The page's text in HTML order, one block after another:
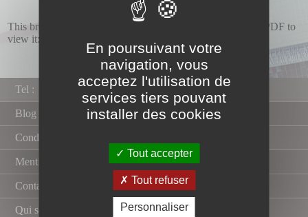
This browser does not support PDFs. Please download the PDF to
view it:
Tel :
Blog
Conditions générales de vente
Mentions légales
Contactez nous
Qui sommes nous ?
En poursuivant votre
navigation, vous
acceptez l'utilisation de
services tiers pouvant
installer des cookies
Tout accepter
Tout refuser
Personnaliser